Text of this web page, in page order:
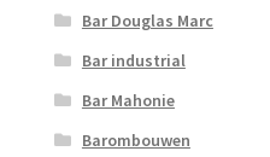
Bar Douglas Marc
Bar industrial
Bar Mahonie
Barombouwen